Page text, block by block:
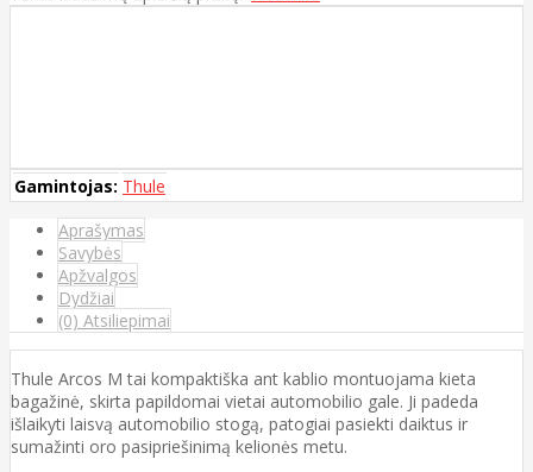
Gamintojas: Thule
Aprašymas
Savybės
Apžvalgos
Dydžiai
(0) Atsiliepimai
Thule Arcos M tai kompaktiška ant kablio montuojama kieta
bagažinė, skirta papildomai vietai automobilio gale. Ji padeda
išlaikyti laisvą automobilio stogą, patogiai pasiekti daiktus ir
sumažinti oro pasipriešinimą kelionės metu.